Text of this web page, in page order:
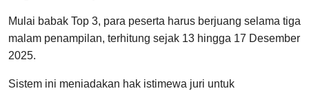
Mulai babak Top 3, para peserta harus berjuang selama tiga
malam penampilan, terhitung sejak 13 hingga 17 Desember
2025.
Sistem ini meniadakan hak istimewa juri untuk